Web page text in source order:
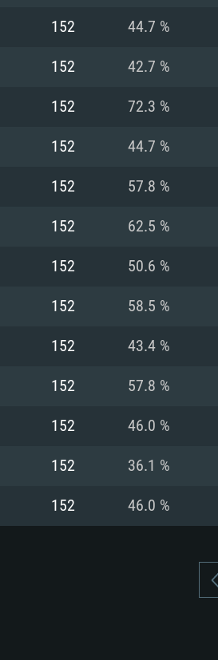
MAC
권장 사양
운영체제:
프로세서: Intel
메모리: 16 GB
그래픽 카드:
지
권장 사양
운영체제: Mac
프로세서: Core
상
네트워크: 브로
여유 저장 공간:
라
권장 사양
운영체제:
프로세서: Intel
메모리: 16 GB
그래픽 카드:
와 동급의 성능
지원하는 AMD
152 44.7 %
152 42.7 %
152 72.3 %
152 44.7 %
152 57.8 %
152 62.5 %
152 50.6 %
152 58.5 %
152 43.4 %
152 57.8 %
152 46.0 %
152 36.1 %
152 46.0 %